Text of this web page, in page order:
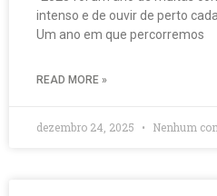
intenso e de ouvir de perto
Um ano em que percorremos
READ MORE »
dezembro 24, 2025 Nenhum